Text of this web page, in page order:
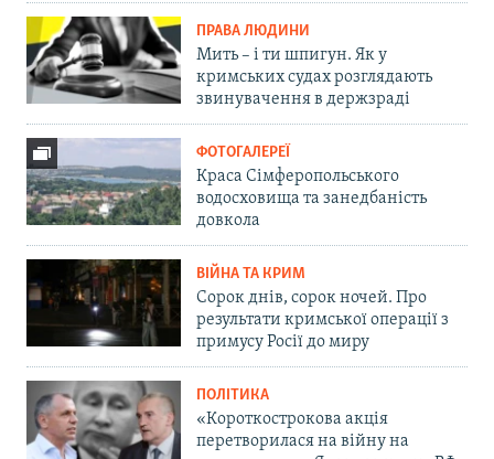
ПРАВА ЛЮДИНИ
Мить – і ти шпигун. Як у
кримських судах розглядають
звинувачення в держзраді
ФОТОГАЛЕРЕЇ
Краса Сімферопольського
водосховища та занедбаність
довкола
ВІЙНА ТА КРИМ
Сорок днів, сорок ночей. Про
результати кримської операції з
примусу Росії до миру
ПОЛІТИКА
«Короткострокова акція
перетворилася на війну на